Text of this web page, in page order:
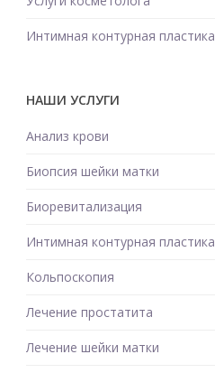
Интимная контурная пластика
НАШИ УСЛУГИ
Анализ крови
Биопсия шейки матки
Биоревитализация
Интимная контурная пластика
Кольпоскопия
Лечение простатита
Лечение шейки матки